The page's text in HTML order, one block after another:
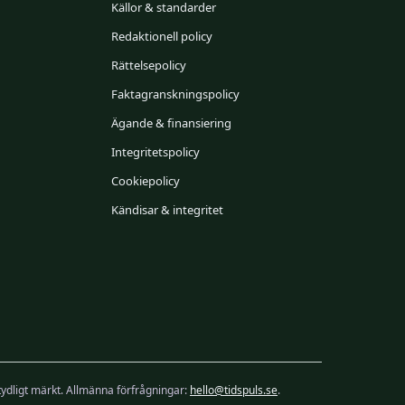
Källor & standarder
Redaktionell policy
Rättelsepolicy
Faktagranskningspolicy
Ägande & finansiering
Integritetspolicy
Cookiepolicy
Kändisar & integritet
märkt. Allmänna förfrågningar: hello@tidspuls.se.